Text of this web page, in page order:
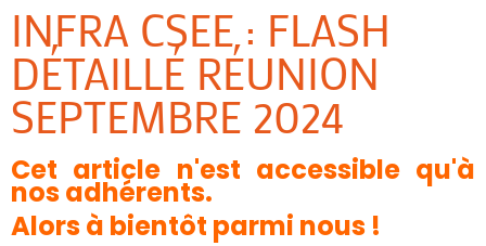
INFRA CSEE : FLASH
DÉTAILLÉ RÉUNION
SEPTEMBRE 2024
Cet article n'est accessible qu'à
nos adhérents.
Alors à bientôt parmi nous !